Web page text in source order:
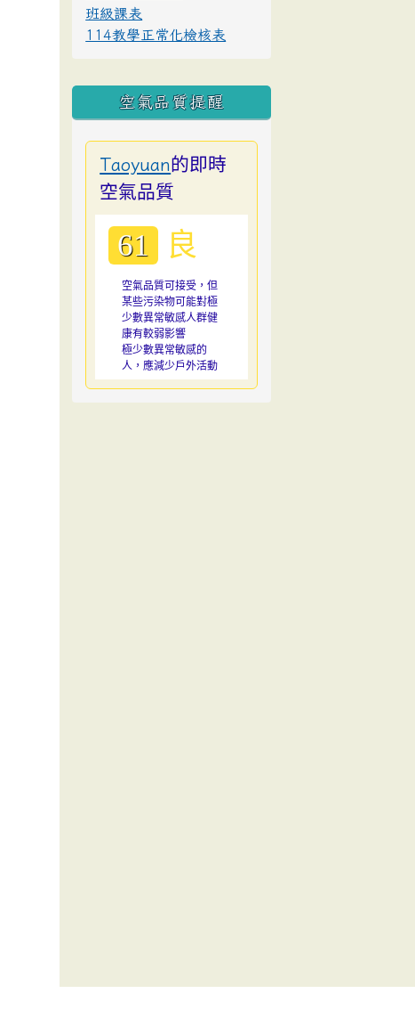
班級課表
114教學正常化檢核表
空氣品質提醒
Taoyuan的即時
空氣品質
61 良
空氣品質可接受，但
某些污染物可能對極
少數異常敏感人群健
康有較弱影響
極少數異常敏感的
人，應減少戶外活動